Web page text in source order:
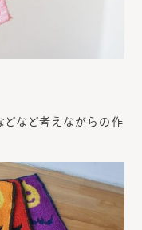
どなど考えながらの作